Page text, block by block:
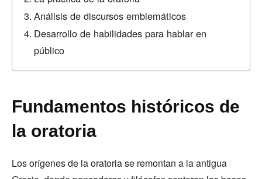
Análisis de discursos emblemáticos
Desarrollo de habilidades para hablar en
público
Fundamentos históricos de
la oratoria
Los orígenes de la oratoria se remontan a la antigua